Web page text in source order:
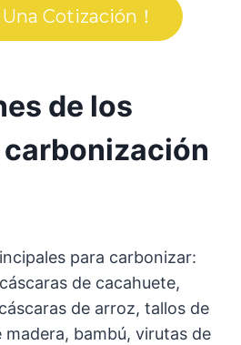
Cotización！
de los
para carbonizar:
de cacahuete,
de arroz, tallos de
bambú, virutas de